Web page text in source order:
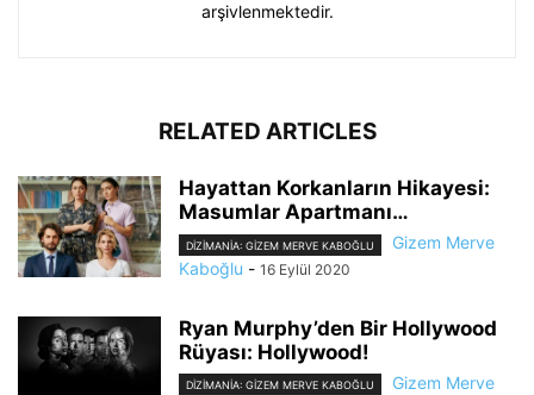
arşivlenmektedir.
RELATED ARTICLES
Hayattan Korkanların Hikayesi:
Masumlar Apartmanı…
DIZIMANIA: GIZEM MERVE KABOĞLU
Gizem Merve
Kaboğlu - 16 Eylül 2020
Ryan Murphy’den Bir Hollywood
Rüyası: Hollywood!
DIZIMANIA: GIZEM MERVE KABOĞLU
Gizem Merve